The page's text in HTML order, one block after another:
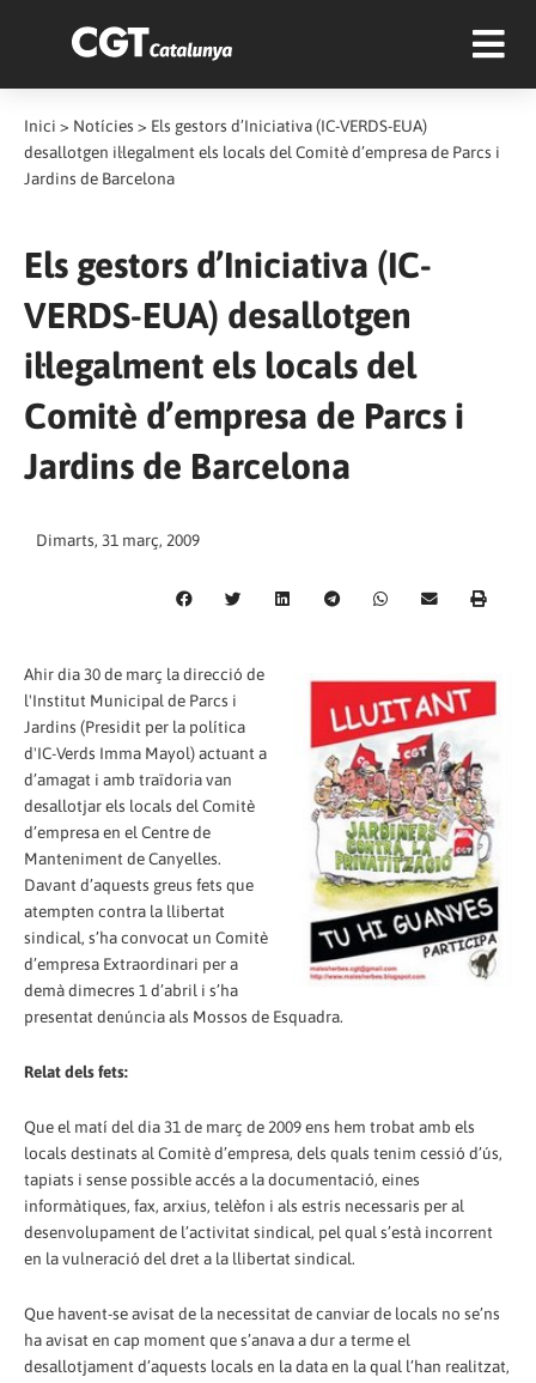
Inici > Notícies > Els gestors d’Iniciativa (IC-VERDS-EUA)
desallotgen il·legalment els locals del Comitè d’empresa de Parcs i
Jardins de Barcelona
Els gestors d’Iniciativa (IC-
VERDS-EUA) desallotgen
il·legalment els locals del
Comitè d’empresa de Parcs i
Jardins de Barcelona
Dimarts, 31 març, 2009
Ahir dia 30 de març la direcció de
l'Institut Municipal de Parcs i
Jardins (Presidit per la política
d'IC-Verds Imma Mayol) actuant a
d’amagat i amb traïdoria van
desallotjar els locals del Comitè
d’empresa en el Centre de
Manteniment de Canyelles.
Davant d’aquests greus fets que
atempten contra la llibertat
sindical, s’ha convocat un Comitè
d’empresa Extraordinari per a
demà dimecres 1 d’abril i s’ha
presentat denúncia als Mossos de Esquadra.
Relat dels fets:
Que el matí del dia 31 de març de 2009 ens hem trobat amb els
locals destinats al Comitè d’empresa, dels quals tenim cessió d’ús,
tapiats i sense possible accés a la documentació, eines
informàtiques, fax, arxius, telèfon i als estris necessaris per al
desenvolupament de l’activitat sindical, pel qual s’està incorrent
en la vulneració del dret a la llibertat sindical.
Que havent-se avisat de la necessitat de canviar de locals no se’ns
ha avisat en cap moment que s’anava a dur a terme el
desallotjament d’aquests locals en la data en la qual l’han realitzat,